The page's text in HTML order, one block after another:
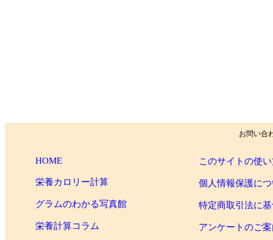
お問い合
HOME
栄養カロリー計算
グラムのわかる写真館
栄養計算コラム
このサイトの使
個人情報保護に
特定商取引法に
アンケートのご